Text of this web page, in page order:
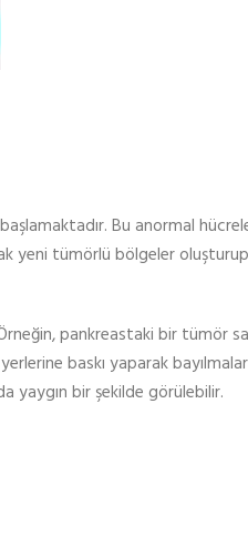
Bu anormal
yeni tümörlü bölgeler
pankreastaki bir tümör
baskı yaparak
yaygın bir şekilde görülebilir.